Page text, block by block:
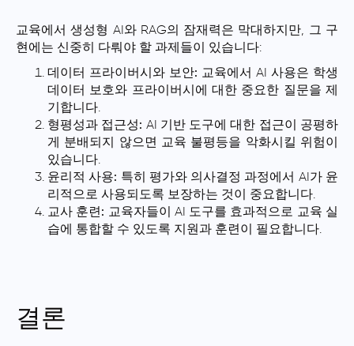
교육에서 생성형 AI와 RAG의 잠재력은 막대하지만, 그 구
현에는 신중히 다뤄야 할 과제들이 있습니다:
데이터 프라이버시와 보안: 교육에서 AI 사용은 학생
데이터 보호와 프라이버시에 대한 중요한 질문을 제
기합니다.
형평성과 접근성: AI 기반 도구에 대한 접근이 공평하
게 분배되지 않으면 교육 불평등을 악화시킬 위험이
있습니다.
윤리적 사용: 특히 평가와 의사결정 과정에서 AI가 윤
리적으로 사용되도록 보장하는 것이 중요합니다.
교사 훈련: 교육자들이 AI 도구를 효과적으로 교육 실
습에 통합할 수 있도록 지원과 훈련이 필요합니다.
결론